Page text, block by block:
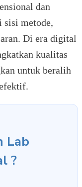
dan
metode,
Di era digital
kualitas
untuk beralih
Lab
?